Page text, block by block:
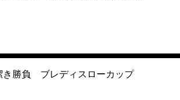
き勝負 ブレディスローカップ